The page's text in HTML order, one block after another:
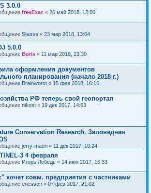
3.0.0
freeExec « 26 май 2018, 12:00
Stasss « 23 мар 2018, 13:04
5.0.0
Boris « 11 мар 2018, 23:30
оформления документов
планирования (начало 2018 г.)
Brainworm « 15 фев 2018, 16:16
РФ теперь свой геопортал
nikost « 19 дек 2017, 14:53
Conservation Research. Заповедная
jerry-maori « 11 дек 2017, 10:24
3 4 февраля
Игорь Лебедь « 14 июн 2017, 16:33
хочет совм. предприятия с частниками
ericsson « 07 фев 2017, 21:02